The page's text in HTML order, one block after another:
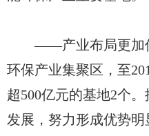
——产业布局更加优
环保产业集聚区，至
超500亿元的基地2个
发展，努力形成优势